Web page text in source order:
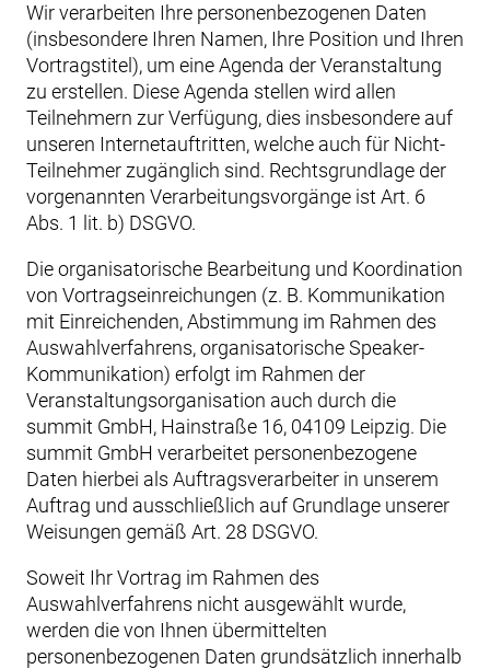
Wir verarbeiten Ihre personenbezogenen Daten
(insbesondere Ihren Namen, Ihre Position und Ihren
Vortragstitel), um eine Agenda der Veranstaltung
zu erstellen. Diese Agenda stellen wird allen
Teilnehmern zur Verfügung, dies insbesondere auf
unseren Internetauftritten, welche auch für Nicht-
Teilnehmer zugänglich sind. Rechtsgrundlage der
vorgenannten Verarbeitungsvorgänge ist Art. 6
Abs. 1 lit. b) DSGVO.
Die organisatorische Bearbeitung und Koordination
von Vortragseinreichungen (z. B. Kommunikation
mit Einreichenden, Abstimmung im Rahmen des
Auswahlverfahrens, organisatorische Speaker-
Kommunikation) erfolgt im Rahmen der
Veranstaltungsorganisation auch durch die
summit GmbH, Hainstraße 16, 04109 Leipzig. Die
summit GmbH verarbeitet personenbezogene
Daten hierbei als Auftragsverarbeiter in unserem
Auftrag und ausschließlich auf Grundlage unserer
Weisungen gemäß Art. 28 DSGVO.
Soweit Ihr Vortrag im Rahmen des
Auswahlverfahrens nicht ausgewählt wurde,
werden die von Ihnen übermittelten
personenbezogenen Daten grundsätzlich innerhalb